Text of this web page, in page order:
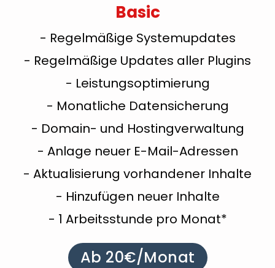
Basic
- Regelmäßige Systemupdates
- Regelmäßige Updates aller Plugins
- Leistungsoptimierung
- Monatliche Datensicherung
- Domain- und Hostingverwaltung
- Anlage neuer E-Mail-Adressen
- Aktualisierung vorhandener Inhalte
- Hinzufügen neuer Inhalte
- 1 Arbeitsstunde pro Monat*
Ab 20€/Monat